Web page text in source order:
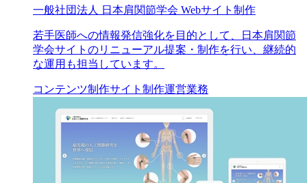
一般社団法人 日本肩関節学会 Webサイト制作
若手医師への情報発信強化を目的として、日本肩関節
学会サイトのリニューアル提案・制作を行い、継続的
な運用も担当しています。
コンテンツ制作サイト制作運営業務